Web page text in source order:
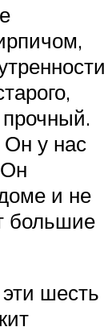
Он у нас
и не
большие
шесть